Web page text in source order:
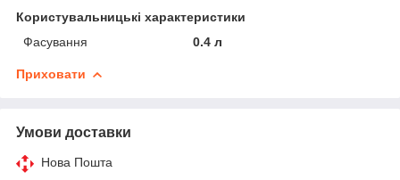
Користувальницькі характеристики
Фасування
0.4 л
Приховати
Умови доставки
Нова Пошта